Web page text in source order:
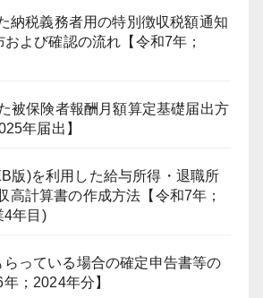
納税義務者用の特別徴収税額通知
よび確認の流れ【令和7年；
被保険者報酬月額算定基礎届出方
年届出】
版)を利用した給与所得・退職所
高計算書の作成方法【令和7年；
4年目)
っている場合の確定申告書等の
；2024年分】